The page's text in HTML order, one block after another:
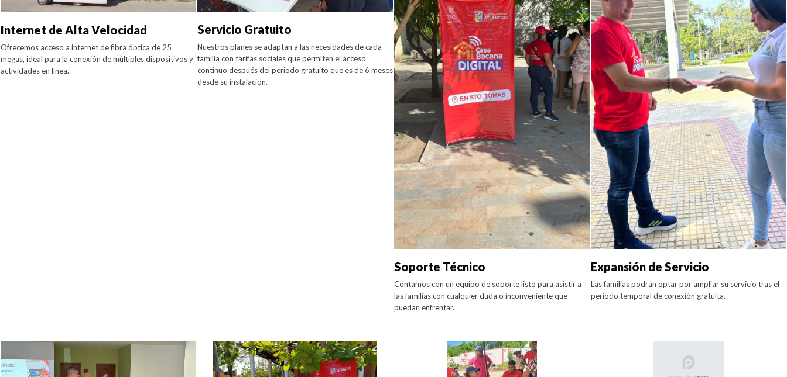
Internet de Alta Velocidad
Ofrecemos acceso a internet de fibra óptica de 25
megas, ideal para la conexión de múltiples dispositivos y
actividades en línea.
Servicio Gratuito
Nuestros planes se adaptan a las necesidades de cada
familia con tarifas sociales que permiten el acceso
continuo después del periodo gratuito que es de 6 meses
desde su instalacion.
Soporte Técnico
Contamos con un equipo de soporte listo para asistir a
las familias con cualquier duda o inconveniente que
puedan enfrentar.
Expansión de Servicio
Las familias podrán optar por ampliar su servicio tras el
periodo temporal de conexión gratuita.